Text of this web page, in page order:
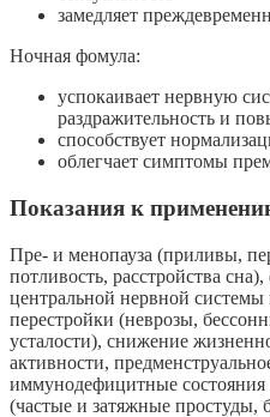
замедляет
Ночная фомула:
успокаивает нервную
раздражительность и
способствует
облегчает симптомы
Показания к
Пре- и менопауза (приливы,
потливость, расстройства
центральной нервной
перестройки (неврозы,
усталости), снижение
активности,
иммунодефицитные состояния
(частые и затяжные простуды,